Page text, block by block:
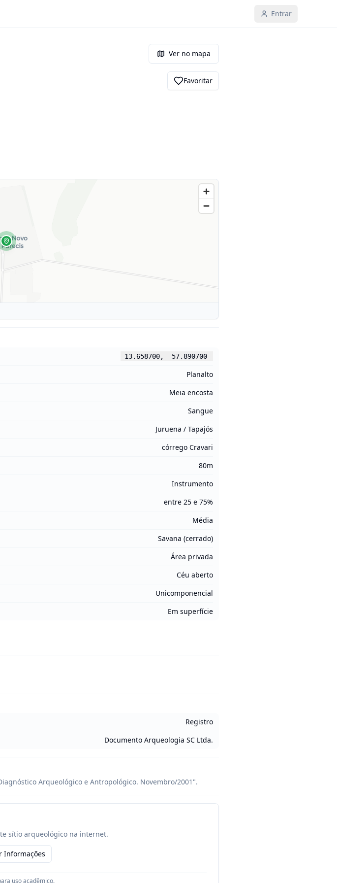
Entrar
Ver no mapa
Favoritar
-13.658700, -57.890700
Planalto
Meia encosta
Sangue
Juruena / Tapajós
córrego Cravari
80m
Instrumento
entre 25 e 75%
Média
Savana (cerrado)
Área privada
Céu aberto
Unicomponencial
Em superfície
Registro
Documento Arqueologia SC Ltda.
Arqueológico e Antropológico. Novembro/2001".
sítio arqueológico na internet.
Informações
uso acadêmico.